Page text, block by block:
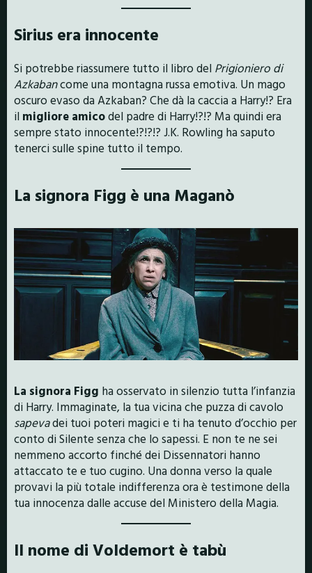
Sirius era innocente
Si potrebbe riassumere tutto il libro del Prigioniero di
Azkabancome una montagna russa emotiva. Un mago
oscuro evaso da Azkaban? Che dà la caccia a Harry!? Era
il migliore amicodel padre di Harry!?!? Ma quindi era
sempre stato innocente!?!?!? J.K. Rowling ha saputo
tenerci sulle spine tutto il tempo.
La signora Figg è una Maganò
La signora Figg ha osservato in silenzio tutta l’infanzia
di Harry. Immaginate, la tua vicina che puzza di cavolo
sapevadei tuoi poteri magici e ti ha tenuto d’occhio per
conto di Silente senza che lo sapessi. E non te ne sei
nemmeno accorto finché dei Dissennatori hanno
attaccato te e tuo cugino. Una donna verso la quale
provavi la più totale indifferenza ora è testimone della
tua innocenza dalle accuse del Ministero della Magia.
Il nome di Voldemort è tabù